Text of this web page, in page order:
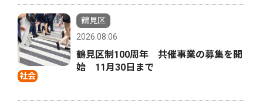
社会
鶴見区
2026.08.06
鶴見区制100周年 共催事業の募集を開
始 11月30日まで